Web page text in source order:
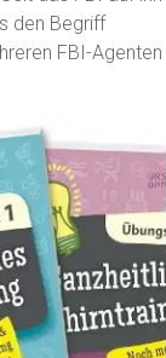
den Begriff
FBI-Agenten